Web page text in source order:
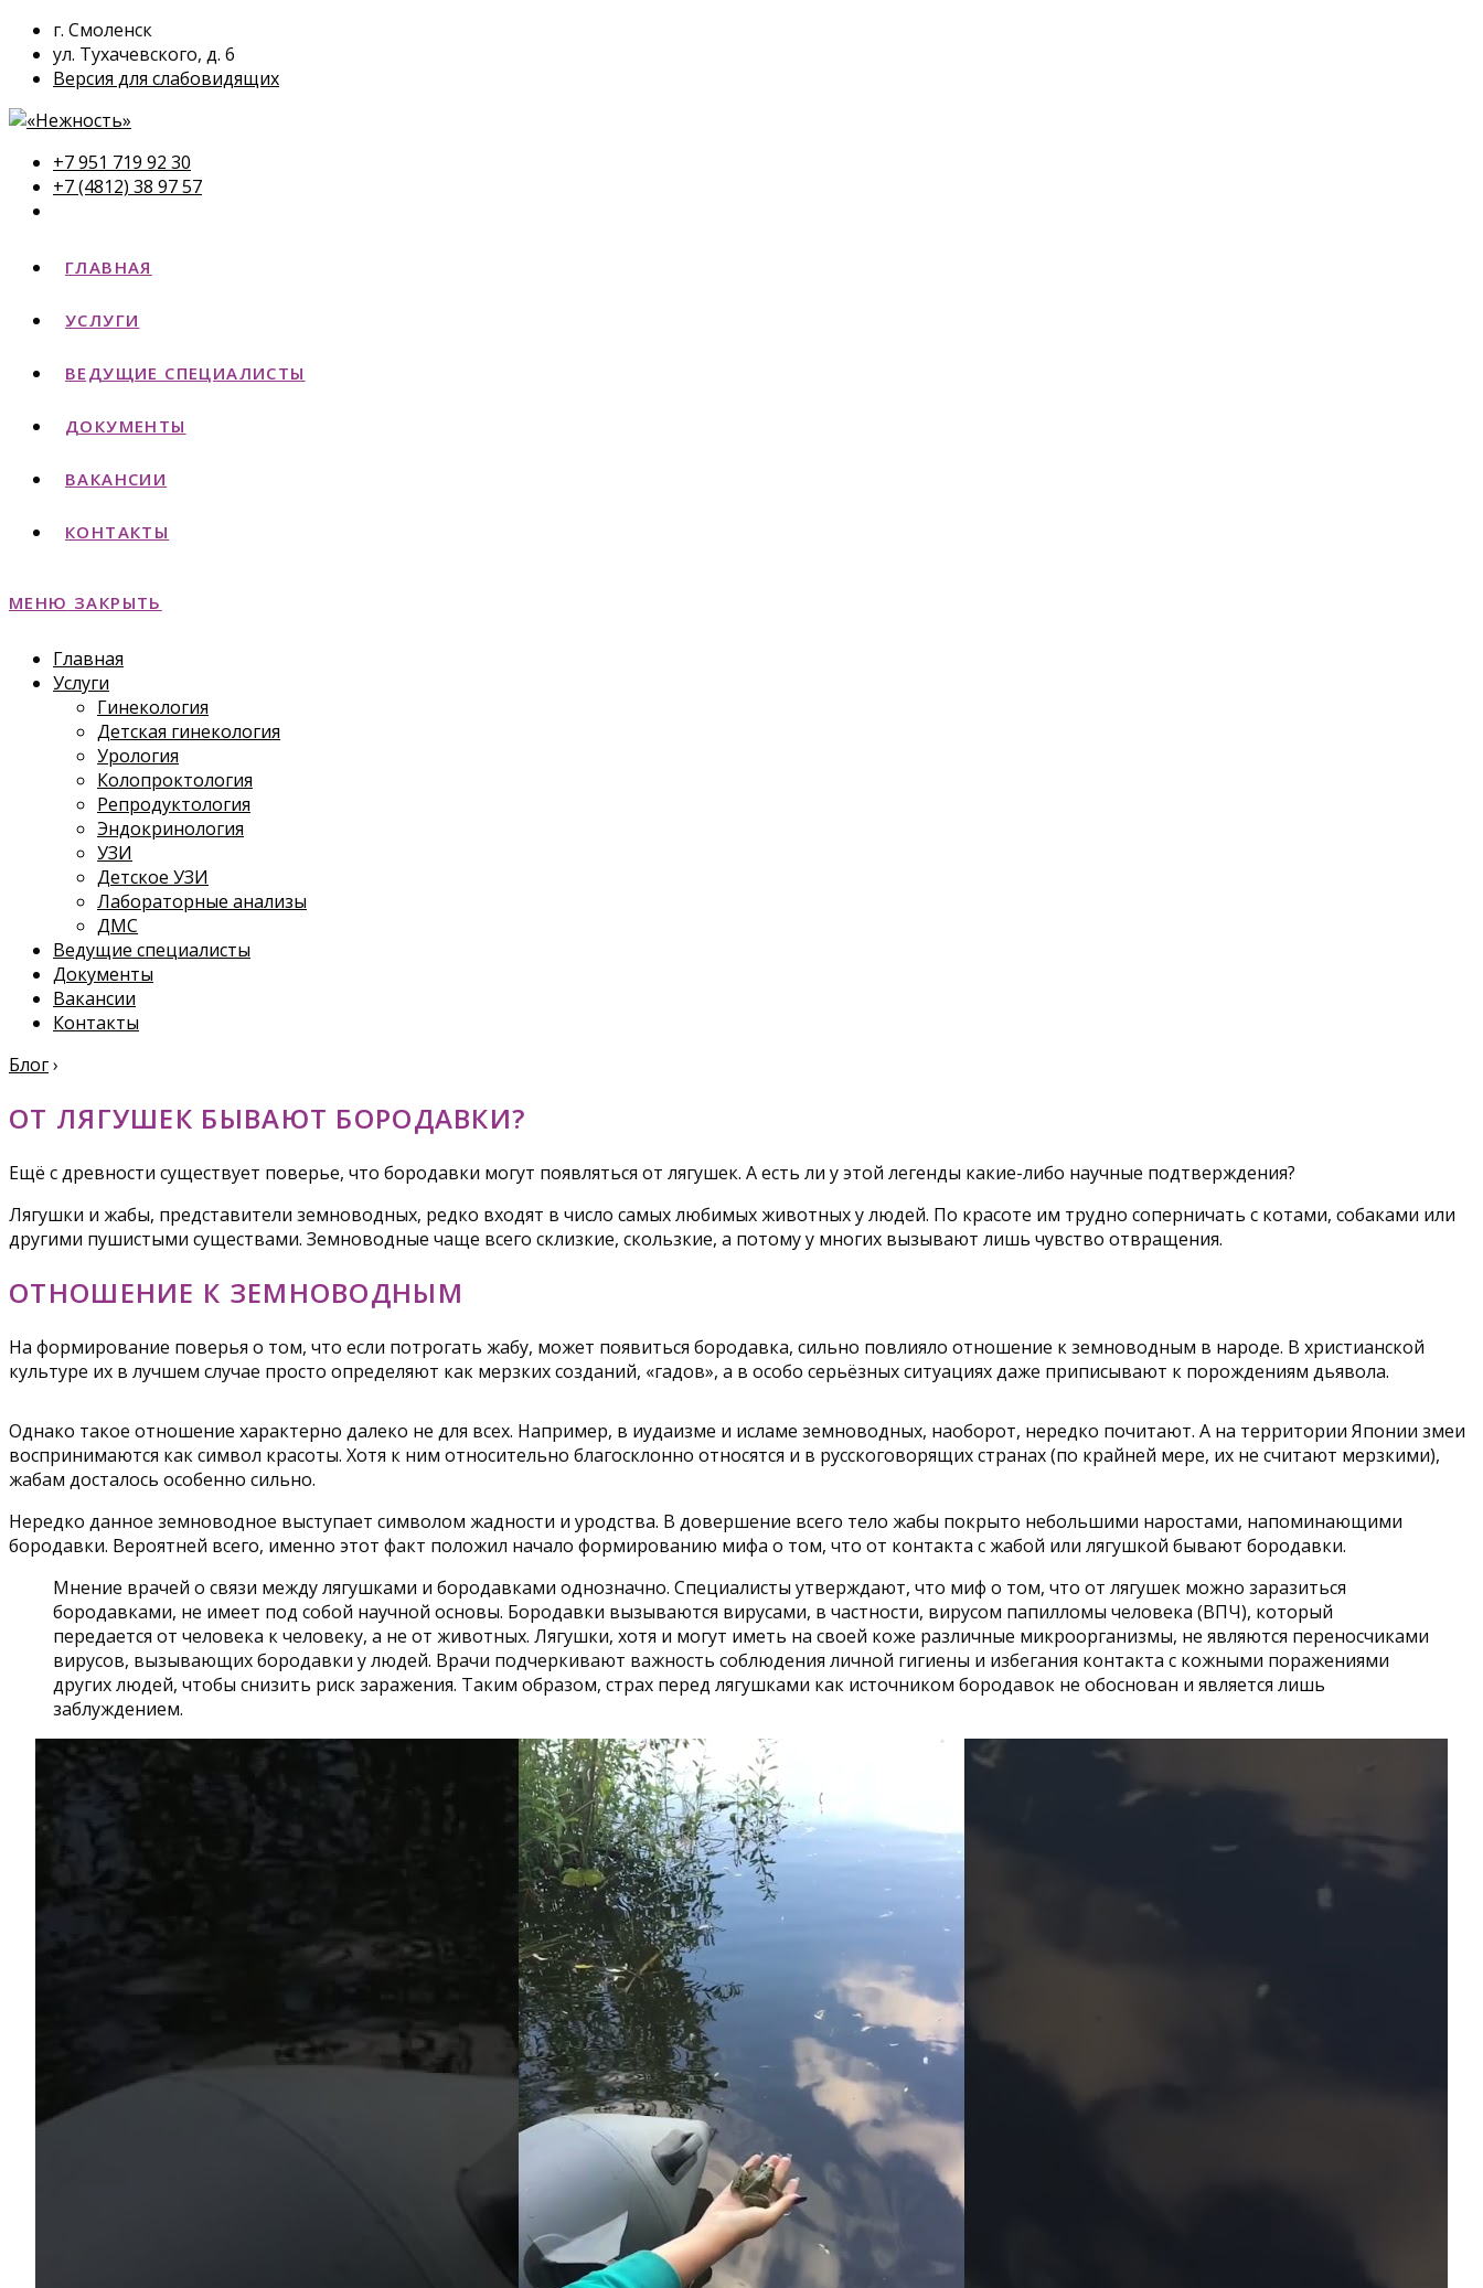
г. Смоленск
ул. Тухачевского, д. 6
Версия для слабовидящих
+7 951 719 92 30
+7 (4812) 38 97 57
ГЛАВНАЯ
УСЛУГИ
ВЕДУЩИЕ СПЕЦИАЛИСТЫ
ДОКУМЕНТЫ
ВАКАНСИИ
КОНТАКТЫ
МЕНЮ ЗАКРЫТЬ
Главная
Услуги
Гинекология
Детская гинекология
Урология
Колопроктология
Репродуктология
Эндокринология
УЗИ
Детское УЗИ
Лабораторные анализы
ДМС
Ведущие специалисты
Документы
Вакансии
Контакты
Блог›
ОТ ЛЯГУШЕК БЫВАЮТ БОРОДАВКИ?
Ещё с древности существует поверье, что бородавки могут появляться от лягушек. А есть ли у этой легенды какие-либо научные подтверждения?
Лягушки и жабы, представители земноводных, редко входят в число самых любимых животных у людей. По красоте им трудно соперничать с котами, собаками или
другими пушистыми существами. Земноводные чаще всего склизкие, скользкие, а потому у многих вызывают лишь чувство отвращения.
ОТНОШЕНИЕ К ЗЕМНОВОДНЫМ
На формирование поверья о том, что если потрогать жабу, может появиться бородавка, сильно повлияло отношение к земноводным в народе. В христианской
культуре их в лучшем случае просто определяют как мерзких созданий, «гадов», а в особо серьёзных ситуациях даже приписывают к порождениям дьявола.
Однако такое отношение характерно далеко не для всех. Например, в иудаизме и исламе земноводных, наоборот, нередко почитают. А на территории Японии змеи
воспринимаются как символ красоты. Хотя к ним относительно благосклонно относятся и в русскоговорящих странах (по крайней мере, их не считают мерзкими),
жабам досталось особенно сильно.
Нередко данное земноводное выступает символом жадности и уродства. В довершение всего тело жабы покрыто небольшими наростами, напоминающими
бородавки. Вероятней всего, именно этот факт положил начало формированию мифа о том, что от контакта с жабой или лягушкой бывают бородавки.
Мнение врачей о связи между лягушками и бородавками однозначно. Специалисты утверждают, что миф о том, что от лягушек можно заразиться
бородавками, не имеет под собой научной основы. Бородавки вызываются вирусами, в частности, вирусом папилломы человека (ВПЧ), который
передается от человека к человеку, а не от животных. Лягушки, хотя и могут иметь на своей коже различные микроорганизмы, не являются переносчиками
вирусов, вызывающих бородавки у людей. Врачи подчеркивают важность соблюдения личной гигиены и избегания контакта с кожными поражениями
других людей, чтобы снизить риск заражения. Таким образом, страх перед лягушками как источником бородавок не обоснован и является лишь
заблуждением.